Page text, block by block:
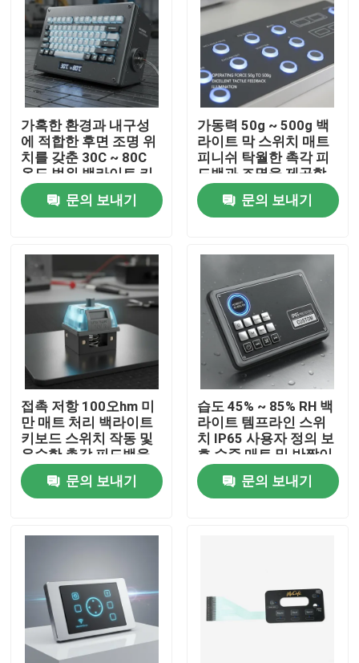
동영상
회사 소개
공장 투어
품질 관리
견적 요청
얇은막 스위치 패널
가혹한 환경과 내구성
에 적합한 후면 조명 위
치를 갖춘 30C ~ 80C
온도 범위 백라이트 키
보드 패널
문의 보내기
가동력 50g ~ 500g 백
라이트 막 스위치 매트
피니쉬 탁월한 촉각 피
드백과 조명을 제공합
니다
문의 보내기
접촉 저항 100오hm 미
만 매트 처리 백라이트
키보드 스위치 작동 및
우수한 촉각 피드백을
제공합니다
문의 보내기
습도 45% ~ 85% RH 백
라이트 템프라인 스위
치 IP65 사용자 정의 보
호 수준 매트 및 반짝이
는 마무리 제공 작업과
결합
문의 보내기